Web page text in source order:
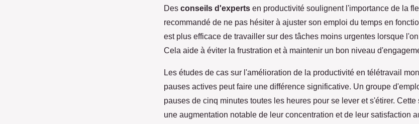
Des conseils d'experts en productivité soulignent l'importance de la
recommandé de ne pas hésiter à ajuster son emploi du temps en
est plus efficace de travailler sur des tâches moins urgentes lorsque
Cela aide à éviter la frustration et à maintenir un bon niveau
Les études de cas sur l'amélioration de la productivité en télétravail
pauses actives peut faire une différence significative. Un groupe
pauses de cinq minutes toutes les heures pour se lever et s'étirer.
une augmentation notable de leur concentration et de leur satisfaction